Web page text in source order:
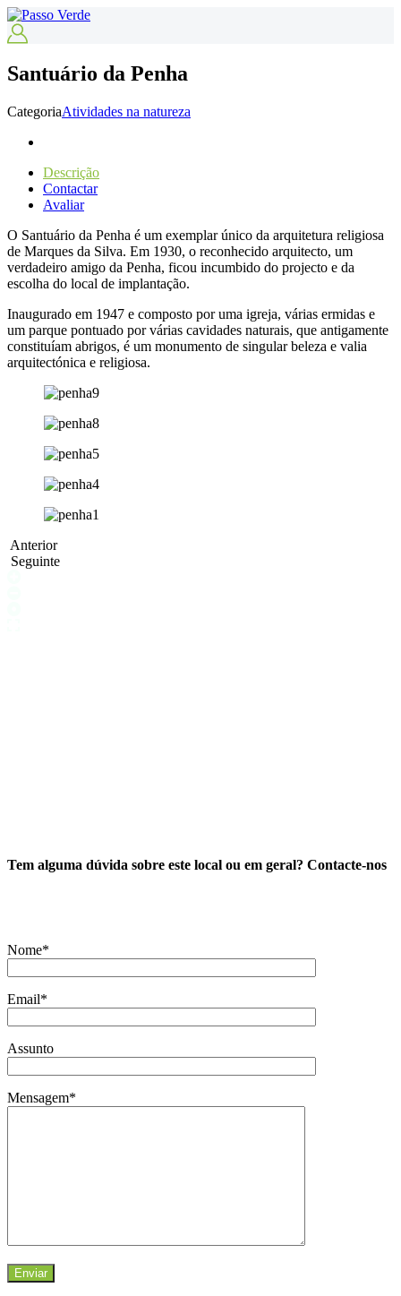
Santuário da Penha
CategoriaAtividades na natureza
Descrição
Contactar
Avaliar
O Santuário da Penha é um exemplar único da arquitetura religiosa
de Marques da Silva. Em 1930, o reconhecido arquitecto, um
verdadeiro amigo da Penha, ficou incumbido do projecto e da
escolha do local de implantação.
Inaugurado em 1947 e composto por uma igreja, várias ermidas e
um parque pontuado por várias cavidades naturais, que antigamente
constituíam abrigos, é um monumento de singular beleza e valia
arquitectónica e religiosa.
Anterior
Seguinte
Tem alguma dúvida sobre este local ou em geral? Contacte-nos
Nome*
Email*
Assunto
Mensagem*